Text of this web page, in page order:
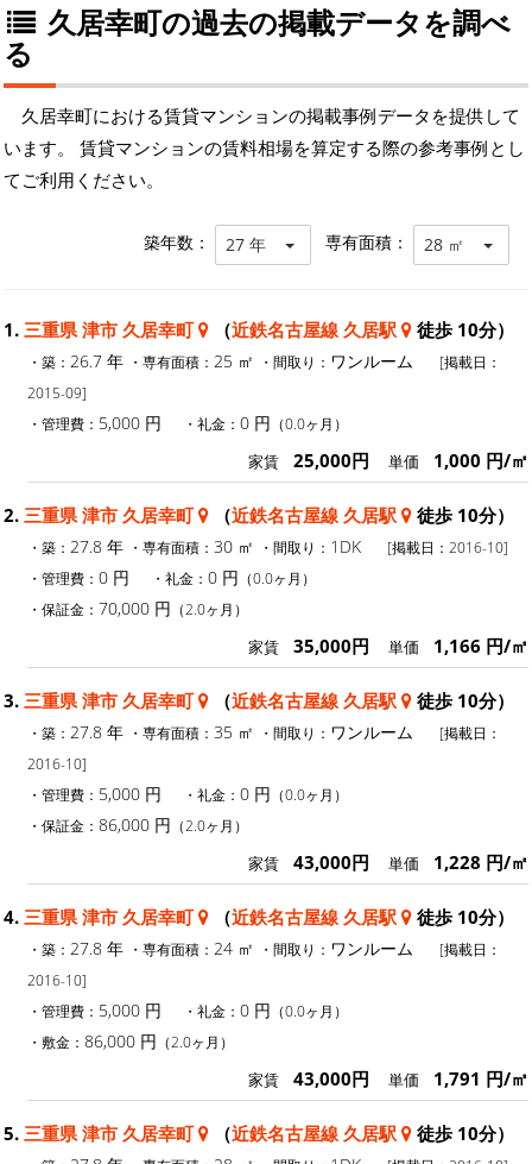
久居幸町の過去の掲載データを調べ
る
久居幸町における賃貸マンションの掲載事例データを提供して
います。 賃貸マンションの賃料相場を算定する際の参考事例とし
てご利用ください。
築年数： 27 年 専有面積： 28 ㎡
1. 三重県 津市 久居幸町 （近鉄名古屋線 久居駅 徒歩 10分）
・築： 26.7 年 ・専有面積： 25 ㎡ ・間取り： ワンルーム
[掲載日：
2015-09]
・管理費： 5,000 円 ・礼金： 0 円 （0.0ヶ月）
家賃 25,000円 単価 1,000 円/㎡
2. 三重県 津市 久居幸町 （近鉄名古屋線 久居駅 徒歩 10分）
・築： 27.8 年 ・専有面積： 30 ㎡ ・間取り： 1DK
[掲載日：2016-10]
・管理費： 0 円 ・礼金： 0 円 （0.0ヶ月）
・保証金： 70,000 円 （2.0ヶ月）
家賃 35,000円 単価 1,166 円/㎡
3. 三重県 津市 久居幸町 （近鉄名古屋線 久居駅 徒歩 10分）
・築： 27.8 年 ・専有面積： 35 ㎡ ・間取り： ワンルーム
[掲載日：
2016-10]
・管理費： 5,000 円 ・礼金： 0 円 （0.0ヶ月）
・保証金： 86,000 円 （2.0ヶ月）
家賃 43,000円 単価 1,228 円/㎡
4. 三重県 津市 久居幸町 （近鉄名古屋線 久居駅 徒歩 10分）
・築： 27.8 年 ・専有面積： 24 ㎡ ・間取り： ワンルーム
[掲載日：
2016-10]
・管理費： 5,000 円 ・礼金： 0 円 （0.0ヶ月）
・敷金： 86,000 円 （2.0ヶ月）
家賃 43,000円 単価 1,791 円/㎡
5. 三重県 津市 久居幸町 （近鉄名古屋線 久居駅 徒歩 10分）